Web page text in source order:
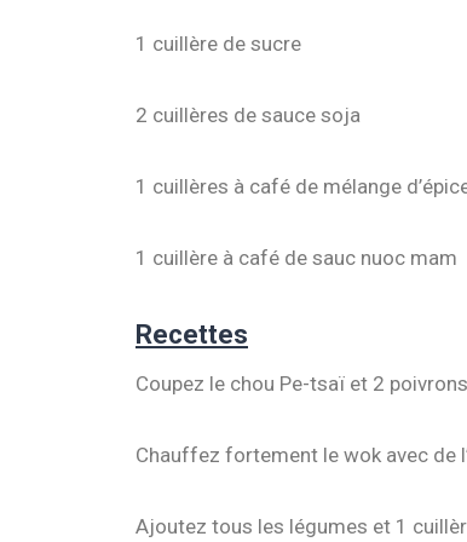
1 cuillère de sucre
2 cuillères de sauce soja
1 cuillères à café de mélange
1 cuillère à café de sauc nuoc mam
Recettes
Coupez le chou Pe-tsaï et 2
Chauffez fortement le wok avec de
Ajoutez tous les légumes et 1